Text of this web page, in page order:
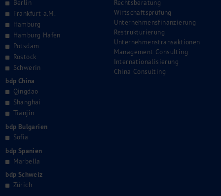
Berlin
Frankfurt a.M.
Hamburg
Hamburg Hafen
Potsdam
Rostock
Schwerin
bdp China
Qingdao
Shanghai
Tianjin
bdp Bulgarien
Sofia
bdp Spanien
Marbella
bdp Schweiz
Zürich
Rechtsberatung
Wirtschaftsprüfung
Unternehmensfinanzierung
Restrukturierung
Unternehmenstransaktionen
Management Consulting
Internationalisierung
China Consulting